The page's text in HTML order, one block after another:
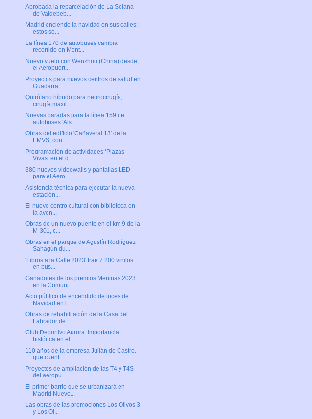
Aprobada la reparcelación de La Solana
de Valdebeb...
Madrid enciende la navidad en sus calles:
estos so...
La línea 170 de autobuses cambia
recorrido en Mont...
Nuevo vuelo con Wenzhou (China) desde
el Aeropuert...
Proyectos para nuevos centros de salud en
Guadarra...
Quirófano híbrido para neurocirugía,
cirugía maxil...
Nuevas paradas para la línea 159 de
autobuses 'Als...
Obras del edificio 'Cañaveral 13' de la
EMVS, con ...
Programación de actividades ‘Plazas
Vivas’ en el d...
380 nuevos videowalls y pantallas LED
para el Aero...
Asistencia técnica para ejecutar la nueva
estación...
El nuevo centro cultural con biblioteca en
la aven...
Obras de un nuevo puente en el km 9 de la
M-301, c...
Obras en el parque de Agustín Rodríguez
Sahagún du...
'Libros a la Calle 2023' trae 7.200 vinilos
en bus...
Ganadores de los premios Meninas 2023
en la Comuni...
Acto público de encendido de luces de
Navidad en l...
Obras de rehabilitación de la Casa del
Labrador de...
Club Deportivo Aurora: importancia
histórica en el...
110 años de la empresa Julián de Castro,
que cuent...
Proyectos de ampliación de las T4 y T4S
del aeropu...
El primer barrio que se urbanizará en
Madrid Nuevo...
Las obras de las promociones Los Olivos 3
y Los Ol...